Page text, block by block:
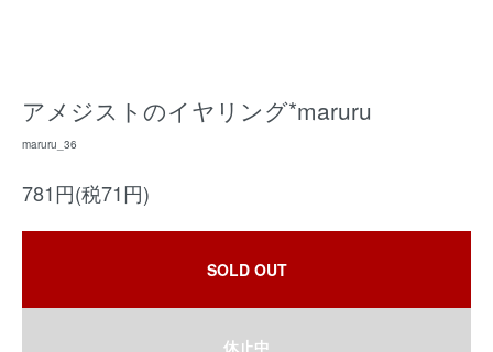
アメジストのイヤリング*maruru
maruru_36
781円(税71円)
SOLD OUT
休止中